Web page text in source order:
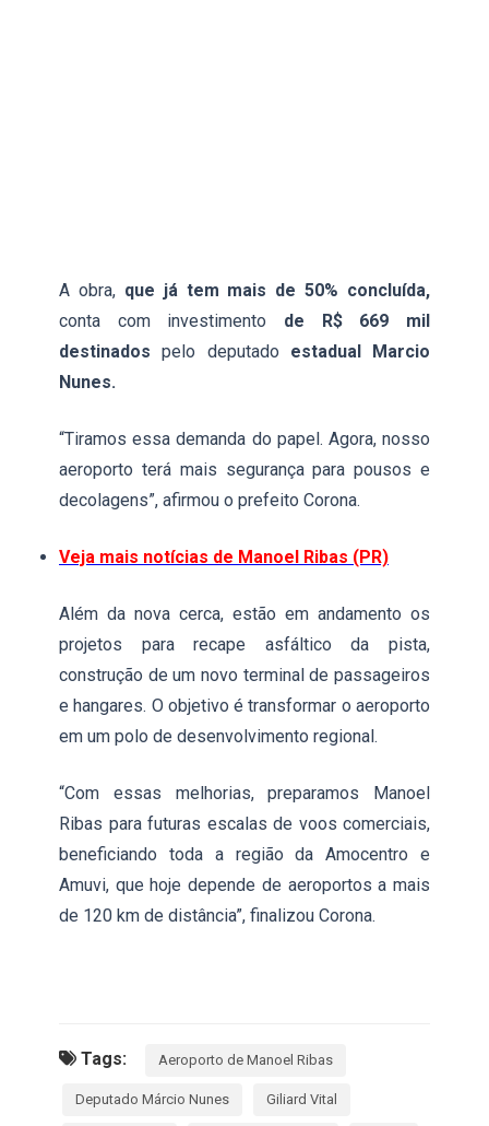
A obra, que já tem mais de 50% concluída,
conta com investimento de R$ 669 mil
destinados pelo deputado estadual Marcio
Nunes.
“Tiramos essa demanda do papel. Agora, nosso
aeroporto terá mais segurança para pousos e
decolagens”, afirmou o prefeito Corona.
Veja mais notícias de Manoel Ribas (PR)
Além da nova cerca, estão em andamento os
projetos para recape asfáltico da pista,
construção de um novo terminal de passageiros
e hangares. O objetivo é transformar o aeroporto
em um polo de desenvolvimento regional.
“Com essas melhorias, preparamos Manoel
Ribas para futuras escalas de voos comerciais,
beneficiando toda a região da Amocentro e
Amuvi, que hoje depende de aeroportos a mais
de 120 km de distância”, finalizou Corona.
Tags: Aeroporto de Manoel Ribas
Deputado Márcio Nunes Giliard Vital